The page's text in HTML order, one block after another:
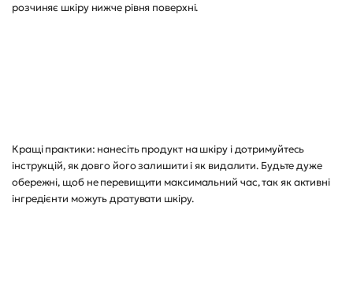
розчиняє шкіру нижче рівня поверхні.
Кращі практики: нанесіть продукт на шкіру і дотримуйтесь
інструкцій, як довго його залишити і як видалити. Будьте дуже
обережні, щоб не перевищити максимальний час, так як активні
інгредієнти можуть дратувати шкіру.